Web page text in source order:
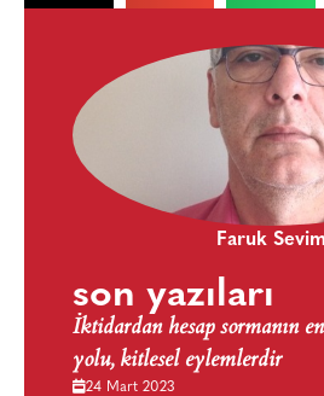
Faruk Sevim
son yazıları
İktidardan hesap sormanın
yolu, kitlesel eylemlerdir
24 Mart 2023